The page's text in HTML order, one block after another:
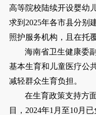
高等院校陆续开设婴幼
求到2025年各市县分别
照护服务机构，且在托
海南省卫生健康委
基本生育和儿童医疗公
减轻群众生育负担。
在生育政策支持方
目，2024年1月至10月